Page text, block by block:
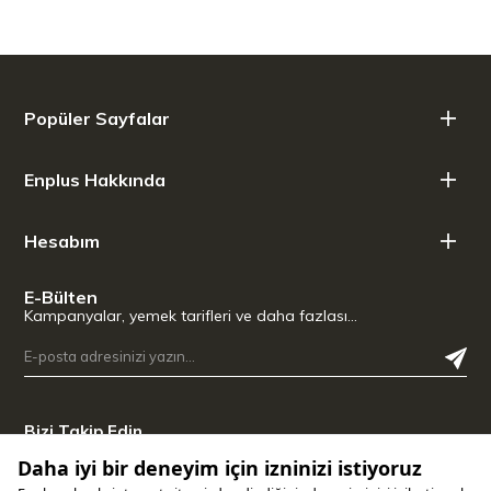
Ağırlık: 244 gr
Popüler Sayfalar
Enplus Hakkında
Hesabım
E-Bülten
Kampanyalar, yemek tarifleri ve daha fazlası…
Bizi Takip Edin